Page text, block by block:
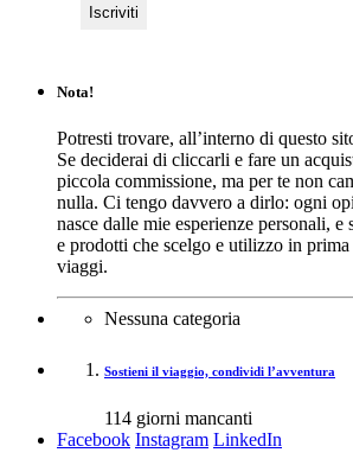
Nota!
Potresti trovare, all’interno di questo
Se deciderai di cliccarli e fare un
piccola commissione, ma per te non
nulla. Ci tengo davvero a dirlo: ogni
nasce dalle mie esperienze personali, e
e prodotti che scelgo e utilizzo in
viaggi.
Nessuna categoria
Sostieni il viaggio, condividi l’avventura
114 giorni mancanti
Facebook Instagram LinkedIn